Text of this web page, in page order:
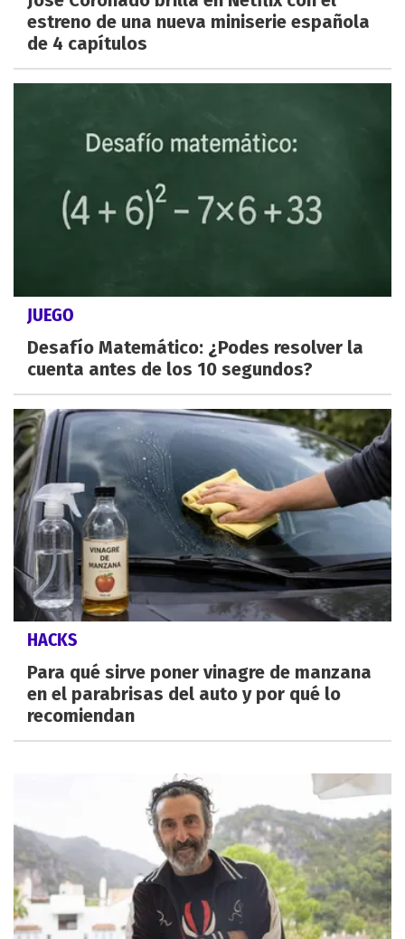
estreno de una nueva miniserie española
de 4 capítulos
JUEGO
Desafío Matemático: ¿Podes resolver la
cuenta antes de los 10 segundos?
HACKS
Para qué sirve poner vinagre de manzana
en el parabrisas del auto y por qué lo
recomiendan